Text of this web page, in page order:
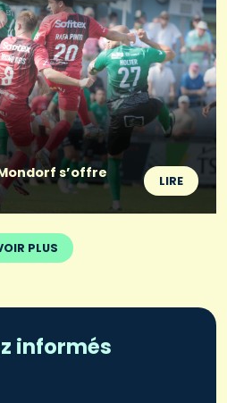
s’offre
LIRE
PLUS
informés